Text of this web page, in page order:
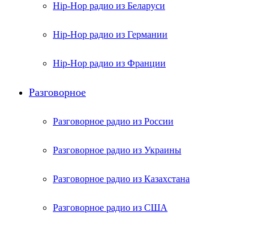
Hip-Hop радио из Беларуси
Hip-Hop радио из Германии
Hip-Hop радио из Франции
Разговорное
Разговорное радио из России
Разговорное радио из Украины
Разговорное радио из Казахстана
Разговорное радио из США